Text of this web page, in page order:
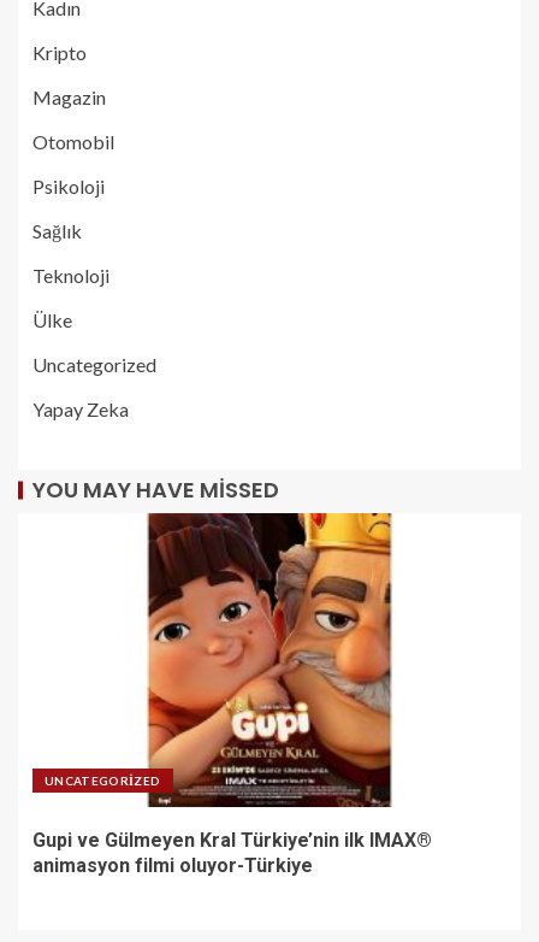
Kadın
Kripto
Magazin
Otomobil
Psikoloji
Sağlık
Teknoloji
Ülke
Uncategorized
Yapay Zeka
YOU MAY HAVE MISSED
UNCATEGORIZED
Gupi ve Gülmeyen Kral Türkiye’nin ilk IMAX®
animasyon filmi oluyor-Türkiye